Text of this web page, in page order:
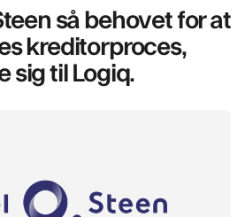
så behovet for at
kreditorproces,
sig til Logiq.